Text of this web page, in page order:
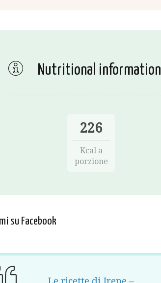
Nutritional information
226
Kcal a
porzione
su Facebook